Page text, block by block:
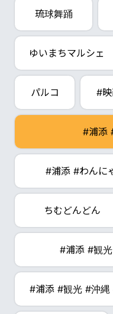
琉球舞踊
ゆいまちマルシェ
パルコ #
#浦添
#浦添 #わんに
ちむどんどん
#浦添 #観
#浦添 #観光 #沖縄